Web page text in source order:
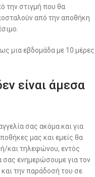
την στιγμή που θα
από την αποθήκη
μια εβδομάδα με 10 μέρες
είναι άμεσα
σας ακόμα και για
μας και εμείς θα
και τηλεφώνου, εντός
σας ενημερώσουμε για τον
την παράδοσή του σε